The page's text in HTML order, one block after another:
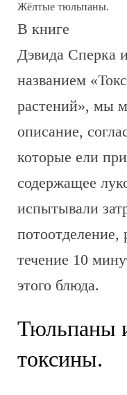
Жёлтые тюльпаны.
В книге
Дэвида Сперка
названием
растений», мы
описание,
которые ели
содержащее
испытывали
потоотделение,
течение 10
этого блюда.
Тюльпаны
токсины.